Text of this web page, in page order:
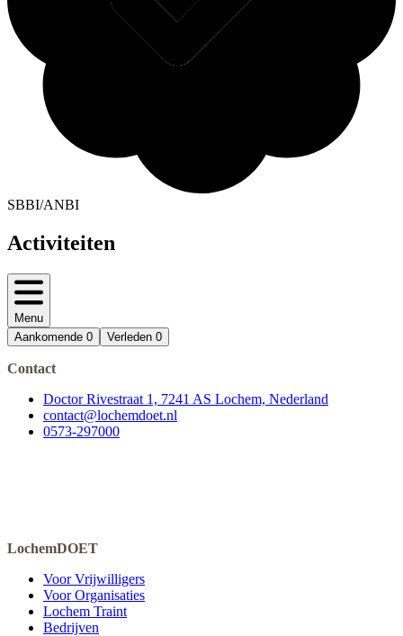
SBBI/ANBI
Activiteiten
Menu
Aankomende 0 Verleden 0
Contact
Doctor Rivestraat 1, 7241 AS Lochem, Nederland
contact@lochemdoet.nl
0573-297000
LochemDOET
Voor Vrijwilligers
Voor Organisaties
Lochem Traint
Bedrijven